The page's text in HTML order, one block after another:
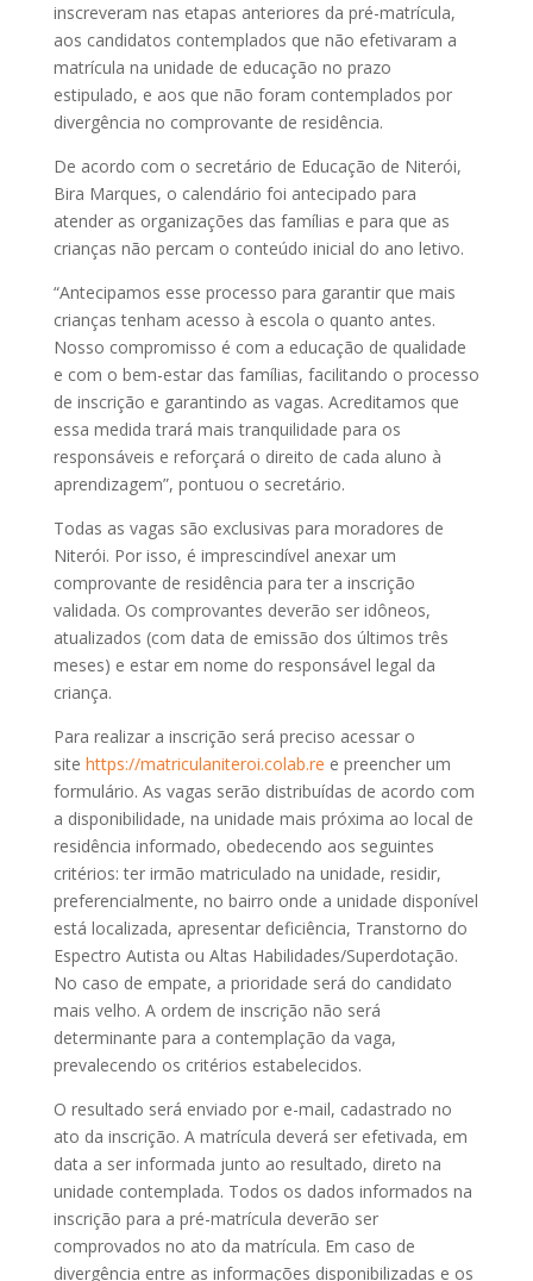
inscreveram nas etapas anteriores da pré-matrícula,
aos candidatos contemplados que não efetivaram a
matrícula na unidade de educação no prazo
estipulado, e aos que não foram contemplados por
divergência no comprovante de residência.
De acordo com o secretário de Educação de Niterói,
Bira Marques, o calendário foi antecipado para
atender as organizações das famílias e para que as
crianças não percam o conteúdo inicial do ano letivo.
“Antecipamos esse processo para garantir que mais
crianças tenham acesso à escola o quanto antes.
Nosso compromisso é com a educação de qualidade
e com o bem-estar das famílias, facilitando o processo
de inscrição e garantindo as vagas. Acreditamos que
essa medida trará mais tranquilidade para os
responsáveis e reforçará o direito de cada aluno à
aprendizagem”, pontuou o secretário.
Todas as vagas são exclusivas para moradores de
Niterói. Por isso, é imprescindível anexar um
comprovante de residência para ter a inscrição
validada. Os comprovantes deverão ser idôneos,
atualizados (com data de emissão dos últimos três
meses) e estar em nome do responsável legal da
criança.
Para realizar a inscrição será preciso acessar o
site https://matriculaniteroi.colab.re e preencher um
formulário. As vagas serão distribuídas de acordo com
a disponibilidade, na unidade mais próxima ao local de
residência informado, obedecendo aos seguintes
critérios: ter irmão matriculado na unidade, residir,
preferencialmente, no bairro onde a unidade disponível
está localizada, apresentar deficiência, Transtorno do
Espectro Autista ou Altas Habilidades/Superdotação.
No caso de empate, a prioridade será do candidato
mais velho. A ordem de inscrição não será
determinante para a contemplação da vaga,
prevalecendo os critérios estabelecidos.
O resultado será enviado por e-mail, cadastrado no
ato da inscrição. A matrícula deverá ser efetivada, em
data a ser informada junto ao resultado, direto na
unidade contemplada. Todos os dados informados na
inscrição para a pré-matrícula deverão ser
comprovados no ato da matrícula. Em caso de
divergência entre as informações disponibilizadas e os